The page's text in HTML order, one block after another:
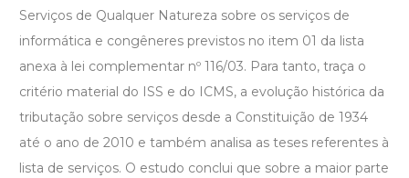
Serviços de Qualquer Natureza sobre os serviços de
informática e congêneres previstos no item 01 da lista
anexa à lei complementar nº 116/03. Para tanto, traça o
critério material do ISS e do ICMS, a evolução histórica da
tributação sobre serviços desde a Constituição de 1934
até o ano de 2010 e também analisa as teses referentes à
lista de serviços. O estudo conclui que sobre a maior parte